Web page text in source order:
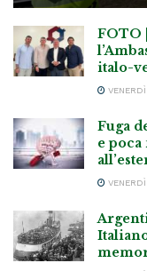
FOTO
italo-
Fuga
e